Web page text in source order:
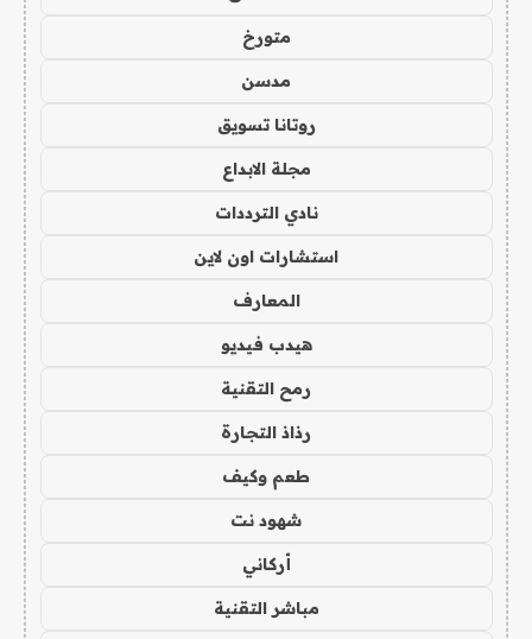
متورخ
مدسن
روتانا تسويق
مجلة الابداع
نادي الترددات
استشارات اون لاين
المعارف
هيدب فيديو
رمح التقنية
رذاذ التجارة
طعم وكيف
شهود نت
أركاني
مباشر التقنية